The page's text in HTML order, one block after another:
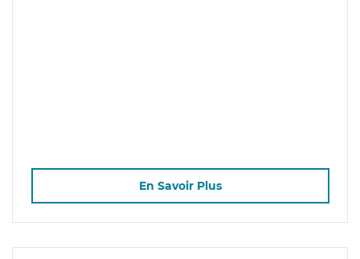
En Savoir Plus